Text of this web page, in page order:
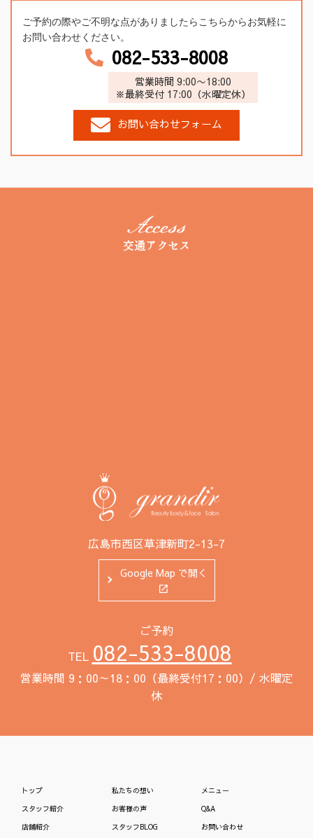
ご予約の際やご不明な点がありましたらこちらからお気軽に
お問い合わせください。
082-533-8008
営業時間 9:00〜18:00
※最終受付 17:00（水曜定休）
お問い合わせフォーム
交通アクセス
広島市西区草津新町2-13-7
Google Map で開く
ご予約
TEL 082-533-8008
営業時間 9：00～18：00（最終受付17：00）/ 水曜定
休
トップ 私たちの想い
メニュー
スタッフ紹介
お客様の声
Q&A
店舗紹介
スタッフBLOG お問い合わせ